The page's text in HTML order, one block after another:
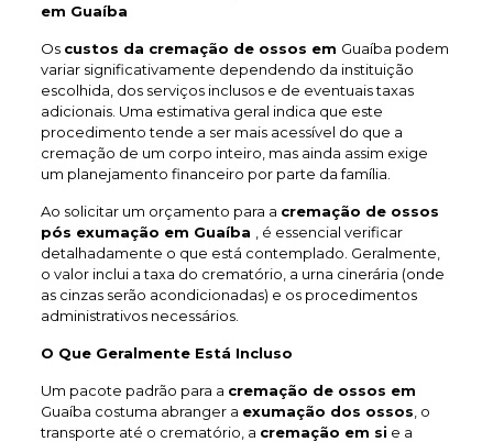
em Guaíba
Os custos da cremação de ossos em Guaíba podem
variar significativamente dependendo da instituição
escolhida, dos serviços inclusos e de eventuais taxas
adicionais. Uma estimativa geral indica que este
procedimento tende a ser mais acessível do que a
cremação de um corpo inteiro, mas ainda assim exige
um planejamento financeiro por parte da família.
Ao solicitar um orçamento para a cremação de ossos
pós exumação em Guaíba
, é essencial verificar
detalhadamente o que está contemplado. Geralmente,
o valor inclui a taxa do crematório, a urna cinerária (onde
as cinzas serão acondicionadas) e os procedimentos
administrativos necessários.
O Que Geralmente Está Incluso
Um pacote padrão para a cremação de ossos em
Guaíba costuma abranger a exumação dos ossos , o
transporte até o crematório, a cremação em si e a